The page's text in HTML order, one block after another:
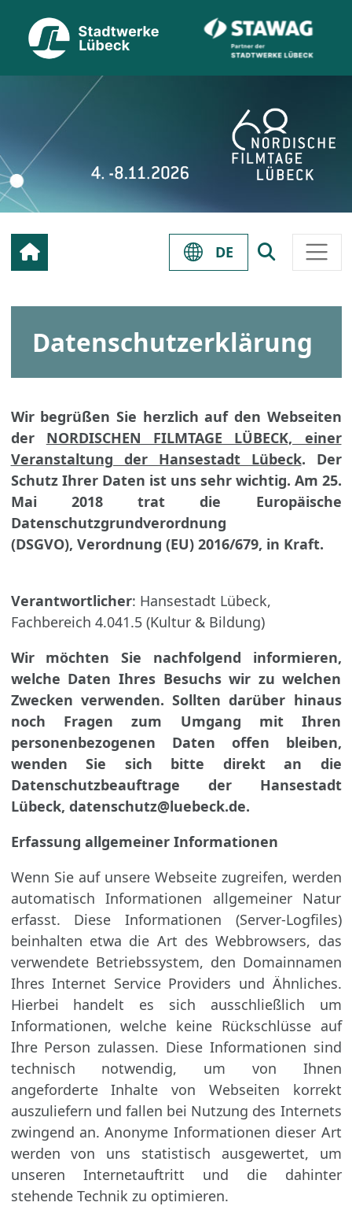
DE
Datenschutzerklärung
Wir begrüßen Sie herzlich auf den Webseiten
der NORDISCHEN FILMTAGE LÜBECK, einer
Veranstaltung der Hansestadt Lübeck. Der
Schutz Ihrer Daten ist uns sehr wichtig. Am 25.
Mai 2018 trat die Europäische
Datenschutzgrundverordnung
(DSGVO), Verordnung (EU) 2016/679, in Kraft.
Verantwortlicher: Hansestadt Lübeck,
Fachbereich 4.041.5 (Kultur & Bildung)
Wir möchten Sie nachfolgend informieren,
welche Daten Ihres Besuchs wir zu welchen
Zwecken verwenden. Sollten darüber hinaus
noch Fragen zum Umgang mit Ihren
personenbezogenen Daten offen bleiben,
wenden Sie sich bitte direkt an die
Datenschutzbeauftrage der Hansestadt
Lübeck, datenschutz@luebeck.de.
Erfassung allgemeiner Informationen
Wenn Sie auf unsere Webseite zugreifen, werden
automatisch Informationen allgemeiner Natur
erfasst. Diese Informationen (Server-Logfiles)
beinhalten etwa die Art des Web­browsers, das
verwendete Betriebssystem, den Domainnamen
Ihres Internet Service Providers und Ähnliches.
Hierbei handelt es sich ausschließlich um
Informationen, welche keine Rückschlüsse auf
Ihre Person zulassen. Diese Informationen sind
technisch notwendig, um von Ihnen
angeforderte Inhalte von Webseiten korrekt
auszuliefern und fallen bei Nutzung des Internets
zwingend an. Anonyme Informationen dieser Art
werden von uns statistisch ausgewertet, um
unseren Internetauftritt und die dahinter
stehende Technik zu optimieren.